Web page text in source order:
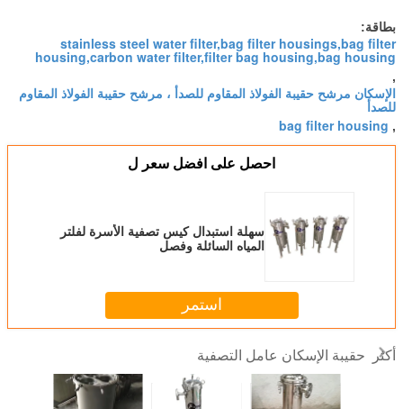
بطاقة:
stainless steel water filter,bag filter housings,bag filter
housing,carbon water filter,filter bag housing,bag housing
,
الإسكان مرشح حقيبة الفولاذ المقاوم للصدأ ، مرشح حقيبة الفولاذ المقاوم
للصدأ
,
bag filter housing
احصل على افضل سعر ل
سهلة استبدال كيس تصفية الأسرة لفلتر
المياه السائلة وفصل
استمر
أكثر حقيبة الإسكان عامل التصفية